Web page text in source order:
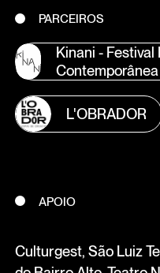
PARCEIROS
Kinani -
Contemporânea
L'OBRADOR
APOIO
Culturgest, São Luiz